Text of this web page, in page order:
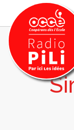
PRÉSENTATION
GRILLE DES